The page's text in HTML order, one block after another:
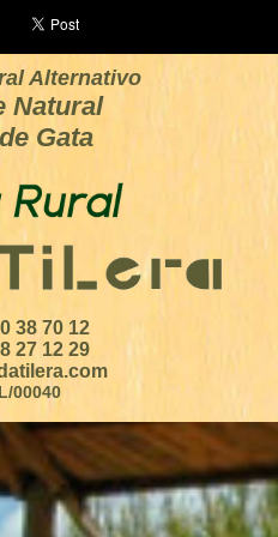
Alternativo
Natural
Gata
38 70 12
27 12 29
00040